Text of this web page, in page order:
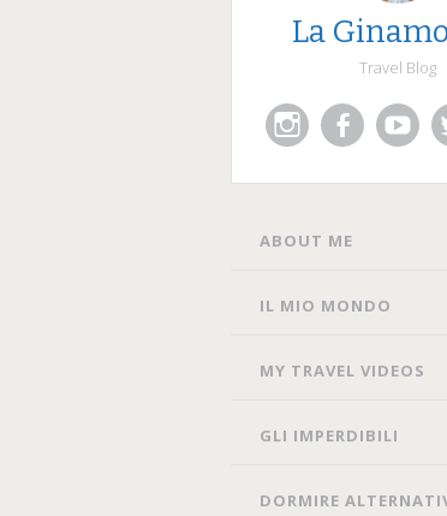
La
Travel Blog
SKIP
ABOUT ME
IL MIO MONDO
MY TRAVEL VIDEOS
GLI IMPERDIBILI
DORMIRE